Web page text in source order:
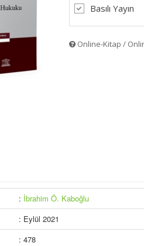
Basılı Yayın
Online-Kitap /
: İbrahim Ö. Kaboğlu
: Eylül 2021
: 478